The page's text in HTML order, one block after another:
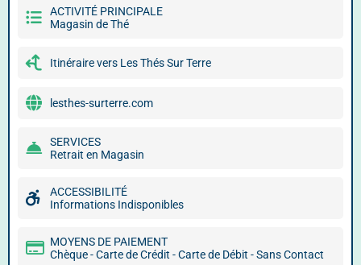
ACTIVITÉ PRINCIPALE
Magasin de Thé
Itinéraire vers Les Thés Sur Terre
lesthes-surterre.com
SERVICES
Retrait en Magasin
ACCESSIBILITÉ
Informations Indisponibles
MOYENS DE PAIEMENT
Chèque - Carte de Crédit - Carte de Débit - Sans Contact